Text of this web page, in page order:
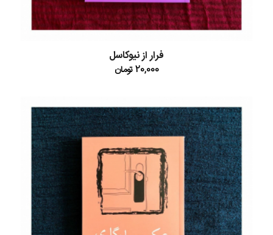
فرار از نیوکاسل
20,000تومان